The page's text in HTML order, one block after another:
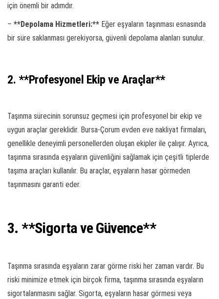
için önemli bir adımdır.
– **Depolama Hizmetleri:** Eğer eşyaların taşınması esnasında
bir süre saklanması gerekiyorsa, güvenli depolama alanları sunulur.
2. **Profesyonel Ekip ve Araçlar**
Taşınma sürecinin sorunsuz geçmesi için profesyonel bir ekip ve
uygun araçlar gereklidir. Bursa-Çorum evden eve nakliyat firmaları,
genellikle deneyimli personellerden oluşan ekipler ile çalışır. Ayrıca,
taşınma sırasında eşyaların güvenliğini sağlamak için çeşitli tiplerde
taşıma araçları kullanılır. Bu araçlar, eşyaların hasar görmeden
taşınmasını garanti eder.
3. **Sigorta ve Güvence**
Taşınma sırasında eşyaların zarar görme riski her zaman vardır. Bu
riski minimize etmek için birçok firma, taşınma sırasında eşyaların
sigortalanmasını sağlar. Sigorta, eşyaların hasar görmesi veya